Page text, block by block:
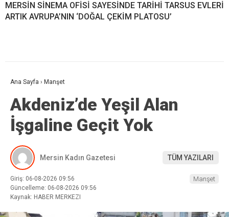
MERSİN SİNEMA OFİSİ SAYESİNDE TARİHİ TARSUS EVLERİ
ARTIK AVRUPA’NIN ‘DOĞAL ÇEKİM PLATOSU’
Ana Sayfa › Manşet
Akdeniz’de Yeşil Alan
İşgaline Geçit Yok
Mersin Kadın Gazetesi TÜM YAZILARI
Giriş: 06-08-2026 09:56
Güncelleme: 06-08-2026 09:56
Kaynak: HABER MERKEZI
Manşet